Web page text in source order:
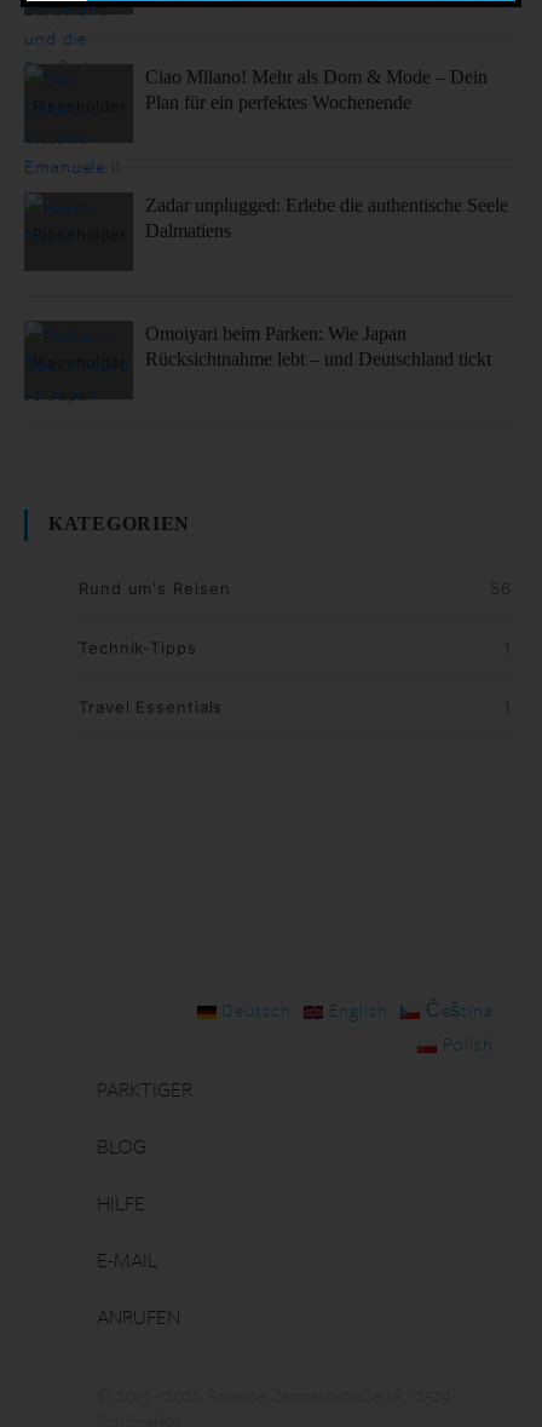
Ciao Milano! Mehr als Dom & Mode – Dein
Plan für ein perfektes Wochenende
Zadar unplugged: Erlebe die authentische Seele
Dalmatiens
Omoiyari beim Parken: Wie Japan
Rücksichtnahme lebt – und Deutschland tickt
KATEGORIEN
Rund um's Reisen 56
Technik-Tipps 1
Travel Essentials 1
Deutsch English
Čeština
Polish
PARKTIGER
BLOG
HILFE
E-MAIL
ANRUFEN